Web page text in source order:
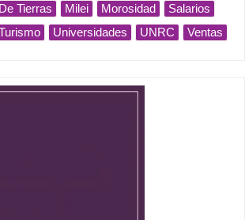
Tierras Milei Morosidad
Salarios
Universidades UNRC Ventas